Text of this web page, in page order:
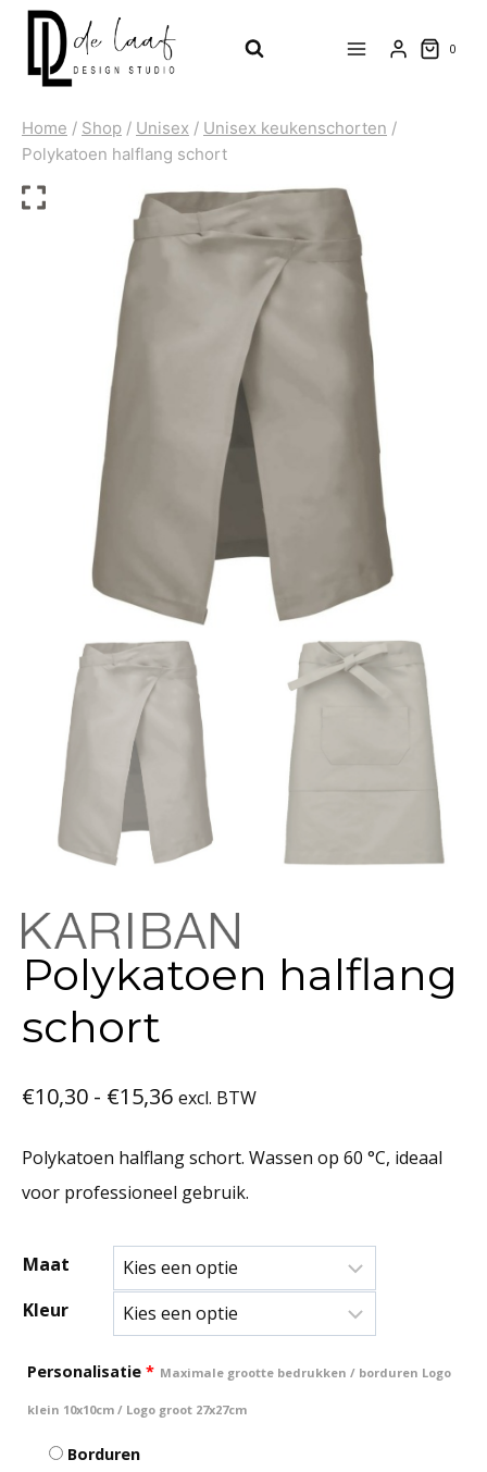
Doorgaan
inhoud
0
Home / Shop / Unisex / Unisex keukenschorten /
Polykatoen halflang schort
Polykatoen halflang
schort
€10,30 - €15,36Prijsklasse:
tot
excl. BTW
Polykatoen halflang schort. Wassen op 60 °C, ideaal
voor professioneel gebruik.
Maat
Kleur
Personalisatie * Maximale grootte bedrukken / borduren Logo
klein 10x10cm / Logo groot 27x27cm
Borduren